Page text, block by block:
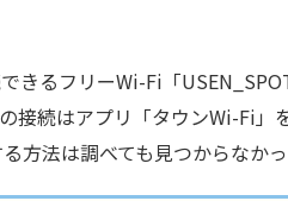
きるフリーWi-Fi「
接続はアプリ「タウンWi-Fi」
方法は調べても見つからなか